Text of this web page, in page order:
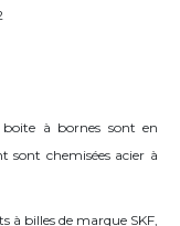
boite à bornes sont en
sont chemisées acier à
à billes de marque SKF,